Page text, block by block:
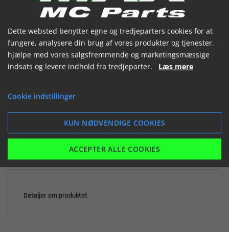


142,93 kr.
LÆG I KURV
Detaljer om produktet
Dette websted benytter egne og tredjeparters cookies for at
fungere, analysere din brug af vores produkter og tjenester,
hjælpe med vores salgsfremmende og marketingsmæssige
indsats og levere indhold fra tredjeparter. Læs mere
Cookie indstillinger
KUN NØDVENDIGE COOKIES
ACCEPTER ALLE COOKIES